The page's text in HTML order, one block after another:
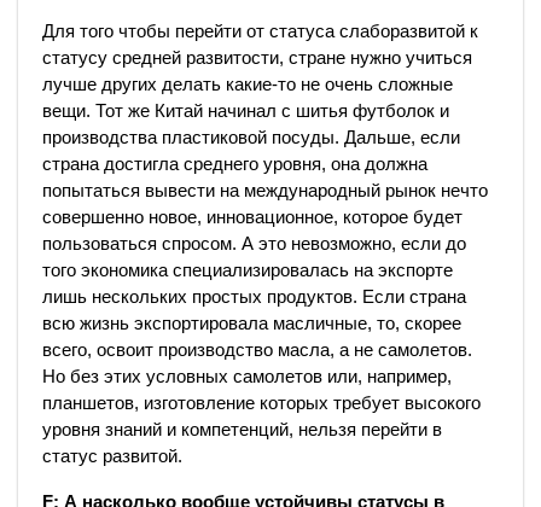
Для того чтобы перейти от статуса слаборазвитой к
статусу средней развитости, стране нужно учиться
лучше других делать какие-­то не очень сложные
вещи. Тот же Китай начинал с шитья футболок и
производства пластиковой посуды. Дальше, если
страна достигла среднего уровня, она должна
попытаться вывести на международный рынок нечто
совершенно новое, инновационное, которое будет
пользоваться спросом. А это невозможно, если до
того экономика специализировалась на экспорте
лишь нескольких простых продуктов. Если страна
всю жизнь экспортировала масличные, то, скорее
всего, освоит производство масла, а не самолетов.
Но без этих условных самолетов или, например,
планшетов, изготовление которых требует высокого
уровня знаний и компетенций, нельзя перейти в
статус развитой.
F: А насколько вообще устойчивы статусы в